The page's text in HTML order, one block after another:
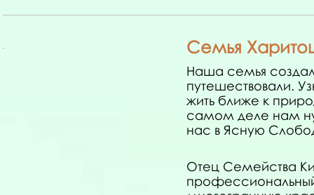
Семья
Наша семья
путешествовали.
жить ближе к
самом деле нам
нас в Ясную
Отец Семейства